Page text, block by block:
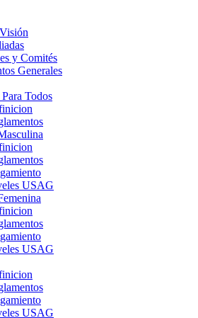
y Comités
Generales
Todos
USAG
USAG
USAG